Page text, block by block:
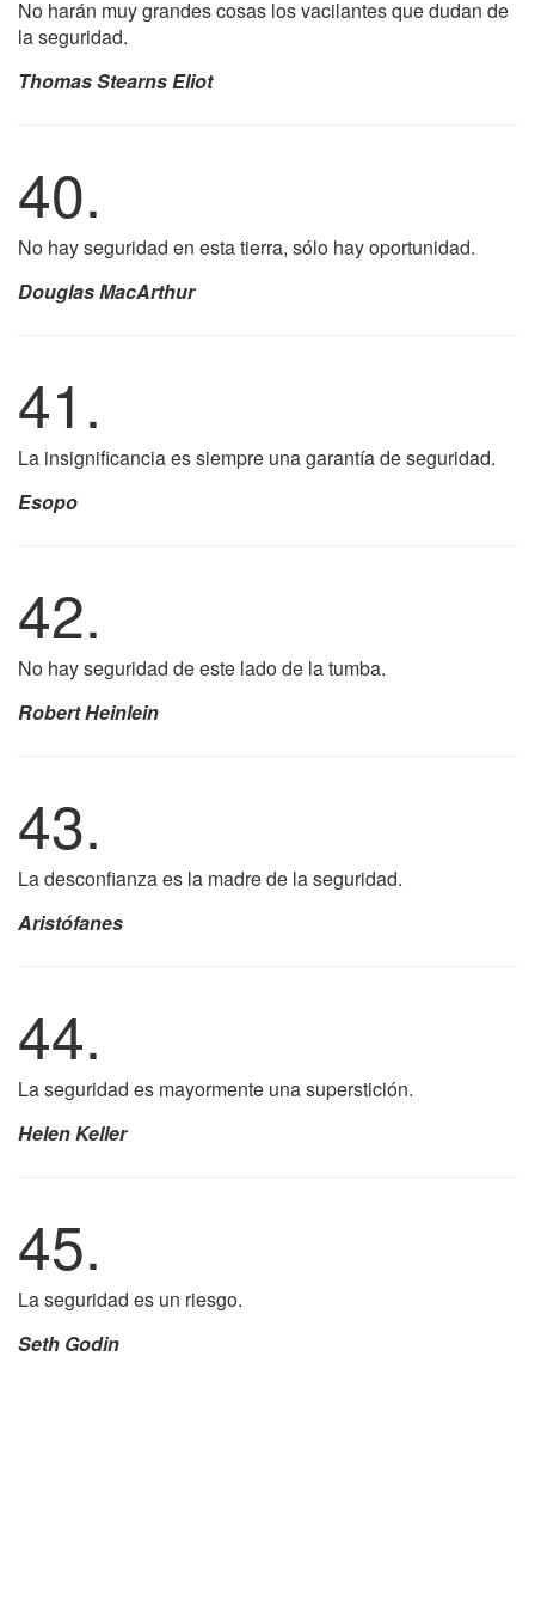
No harán muy grandes cosas los vacilantes que dudan de
la seguridad.
Thomas Stearns Eliot
40.
No hay seguridad en esta tierra, sólo hay oportunidad.
Douglas MacArthur
41.
La insignificancia es siempre una garantía de seguridad.
Esopo
42.
No hay seguridad de este lado de la tumba.
Robert Heinlein
43.
La desconfianza es la madre de la seguridad.
Aristófanes
44.
La seguridad es mayormente una superstición.
Helen Keller
45.
La seguridad es un riesgo.
Seth Godin